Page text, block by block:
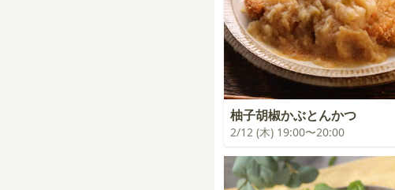
柚子胡椒かぶとんかつ
2/12 (木) 19:00〜20:00